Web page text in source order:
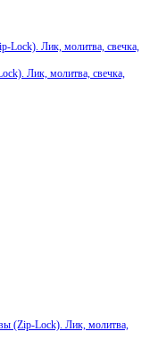
Лик, молитва, свечка,